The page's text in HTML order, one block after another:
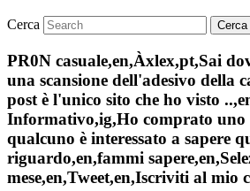
Cerca
PR0N casuale,en,Àxlex,pt,Sai
una scansione dell'adesivo della
post è l'unico sito che ho visto
Informativo,ig,Ho comprato uno
qualcuno è interessato a sapere
riguardo,en,fammi
mese,en,Tweet,en,Iscriviti al mio